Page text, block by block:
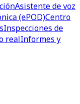
Asistente de voz
(ePOD)Centro
Inspecciones de
realInformes y